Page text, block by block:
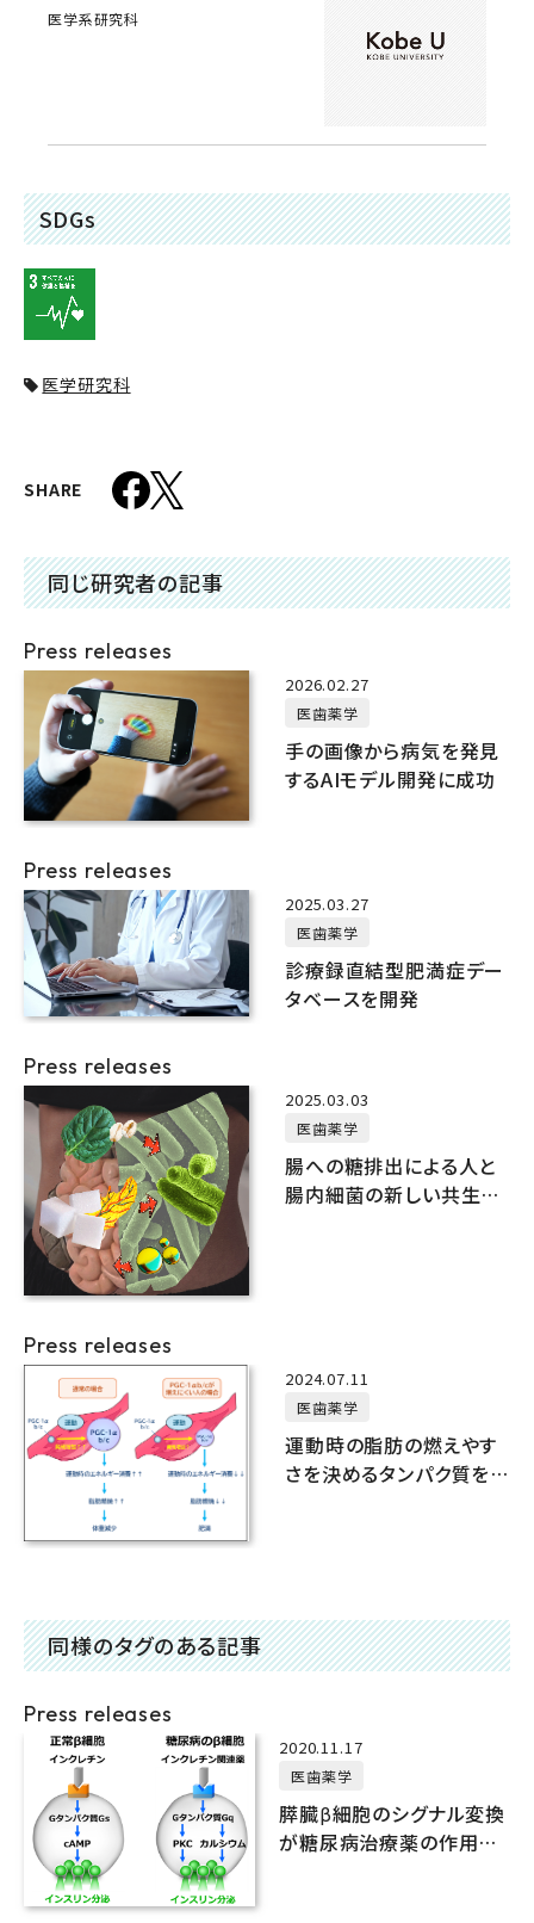
医学系研究科
SDGs
医学研究科
SHARE
同じ研究者の記事
Press releases
2026.02.27
医歯薬学
手の画像から病気を発見
するAIモデル開発に成功
Press releases
2025.03.27
医歯薬学
診療録直結型肥満症デー
タベースを開発
Press releases
2025.03.03
医歯薬学
腸への糖排出による人と
腸内細菌の新しい共生関
Press releases
2024.07.11
医歯薬学
運動時の脂肪の燃えやす
さを決めるタンパク質を
同様のタグのある記事
Press releases
2020.11.17
医歯薬学
膵臓β細胞のシグナル変換
が糖尿病治療薬の作用を